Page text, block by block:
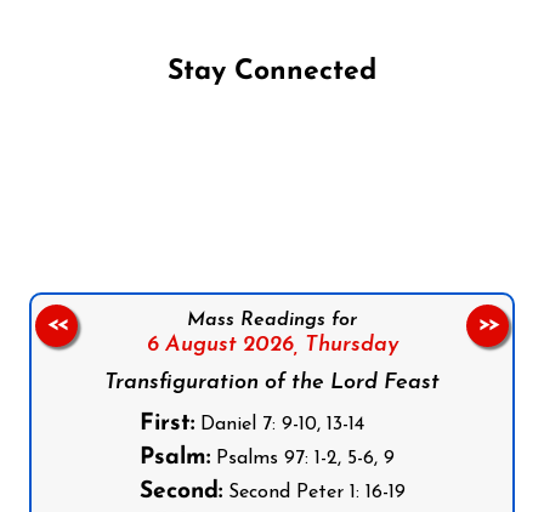
Stay Connected
Mass Readings for
6 August 2026, Thursday
Transfiguration of the Lord Feast
First:Daniel 7: 9-10, 13-14
Psalm:Psalms 97: 1-2, 5-6, 9
Second:Second Peter 1: 16-19
<< >>